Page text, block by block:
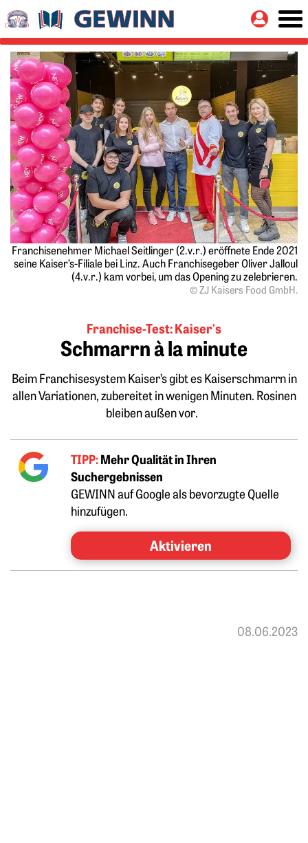
Springe zu:
Hauptinhalt
Franchisenehmer Michael Seitlinger (2.v.r.) eröffnete Ende 2021
seine Kaiser’s-Filiale bei Linz. Auch Franchisegeber Oliver Jalloul
(4.v.r.) kam vorbei, um das Opening zu zelebrieren.
© ZJ Kaisers Food GmbH.
Franchise-Test: Kaiser's
Schmarrn à la minute
Beim Franchisesystem Kaiser’s gibt es Kaiserschmarrn in
allen Variationen, zubereitet in wenigen Minuten. Rosinen
bleiben außen vor.
TIPP:Mehr Qualität in Ihren
Suchergebnissen
GEWINN auf Google als bevorzugte Quelle
hinzufügen.
Aktivieren
08.06.2023